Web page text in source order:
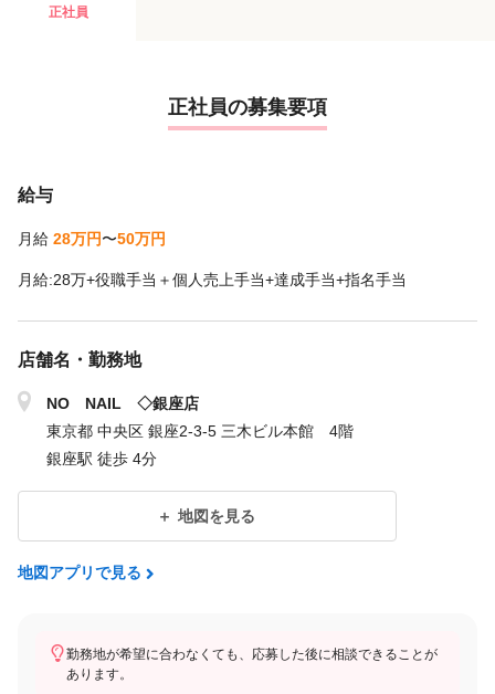
正社員
正社員の募集要項
給与
月給 28万円〜50万円
月給:28万+役職手当＋個人売上手当+達成手当+指名手当
店舗名・勤務地
NO NAIL ◇銀座店
東京都 中央区 銀座2-3-5 三木ビル本館 4階
銀座駅 徒歩 4分
地図を見る
地図アプリで見る
勤務地が希望に合わなくても、応募した後に相談できることが
あります。